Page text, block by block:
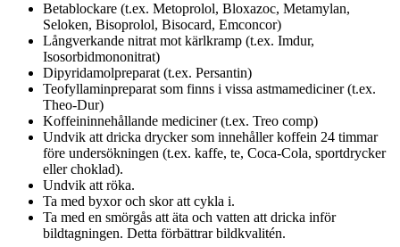
Betablockare (t.ex. Metoprolol, Bloxazoc, Metamylan,
Seloken, Bisoprolol, Bisocard, Emconcor)
Långverkande nitrat mot kärlkramp (t.ex. Imdur,
Isosorbidmononitrat)
Dipyridamolpreparat (t.ex. Persantin)
Teofyllaminpreparat som finns i vissa astmamediciner (t.ex.
Theo-Dur)
Koffeininnehållande mediciner (t.ex. Treo comp)
Undvik att dricka drycker som innehåller koffein 24 timmar
före undersökningen (t.ex. kaffe, te, Coca-Cola, sportdrycker
eller choklad).
Undvik att röka.
Ta med byxor och skor att cykla i.
Ta med en smörgås att äta och vatten att dricka inför
bildtagningen. Detta förbättrar bildkvalitén.